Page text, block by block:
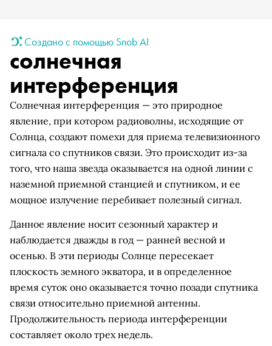
Создано с помощью Snob AI
солнечная
интерференция
Солнечная интерференция — это природное
явление, при котором радиоволны, исходящие от
Солнца, создают помехи для приема телевизионного
сигнала со спутников связи. Это происходит из-за
того, что наша звезда оказывается на одной линии с
наземной приемной станцией и спутником, и ее
мощное излучение перебивает полезный сигнал.
Данное явление носит сезонный характер и
наблюдается дважды в год — ранней весной и
осенью. В эти периоды Солнце пересекает
плоскость земного экватора, и в определенное
время суток оно оказывается точно позади спутника
связи относительно приемной антенны.
Продолжительность периода интерференции
составляет около трех недель.